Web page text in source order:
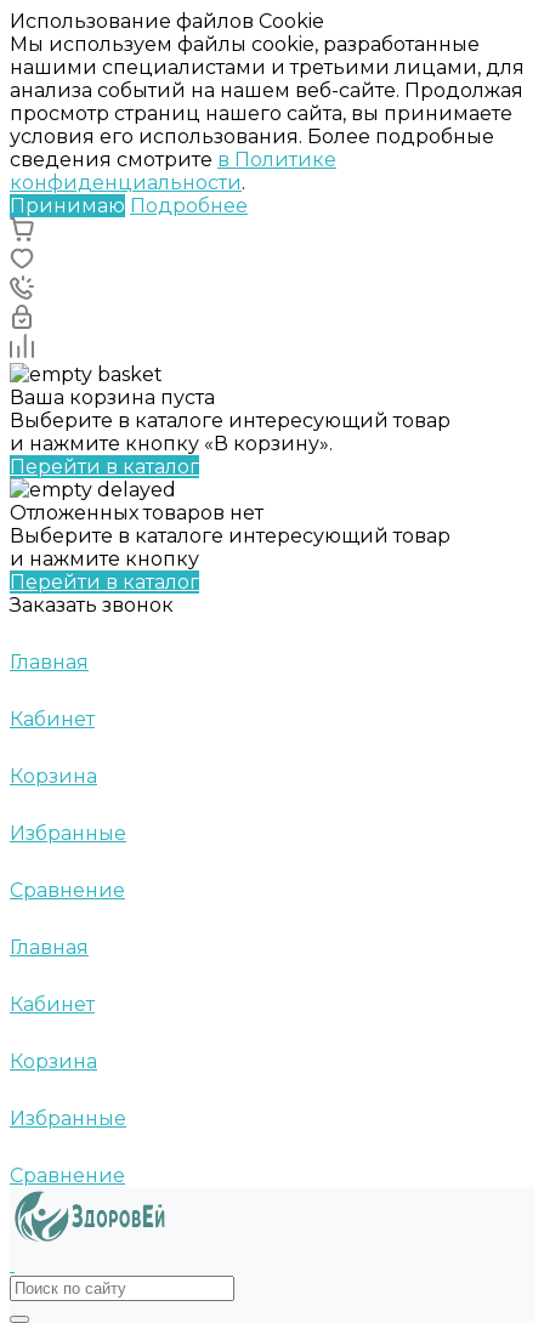
Использование файлов Cookie
Мы используем файлы cookie, разработанные
нашими специалистами и третьими лицами, для
анализа событий на нашем веб-сайте. Продолжая
просмотр страниц нашего сайта, вы принимаете
условия его использования. Более подробные
сведения смотрите в Политике
конфиденциальности.
Принимаю Подробнее
Ваша корзина пуста
Выберите в каталоге интересующий товар
и нажмите кнопку «В корзину».
Перейти в каталог
Отложенных товаров нет
Выберите в каталоге интересующий товар
и нажмите кнопку
Перейти в каталог
Заказать звонок
Главная
Кабинет
Корзина
Избранные
Сравнение
Главная
Кабинет
Корзина
Избранные
Сравнение